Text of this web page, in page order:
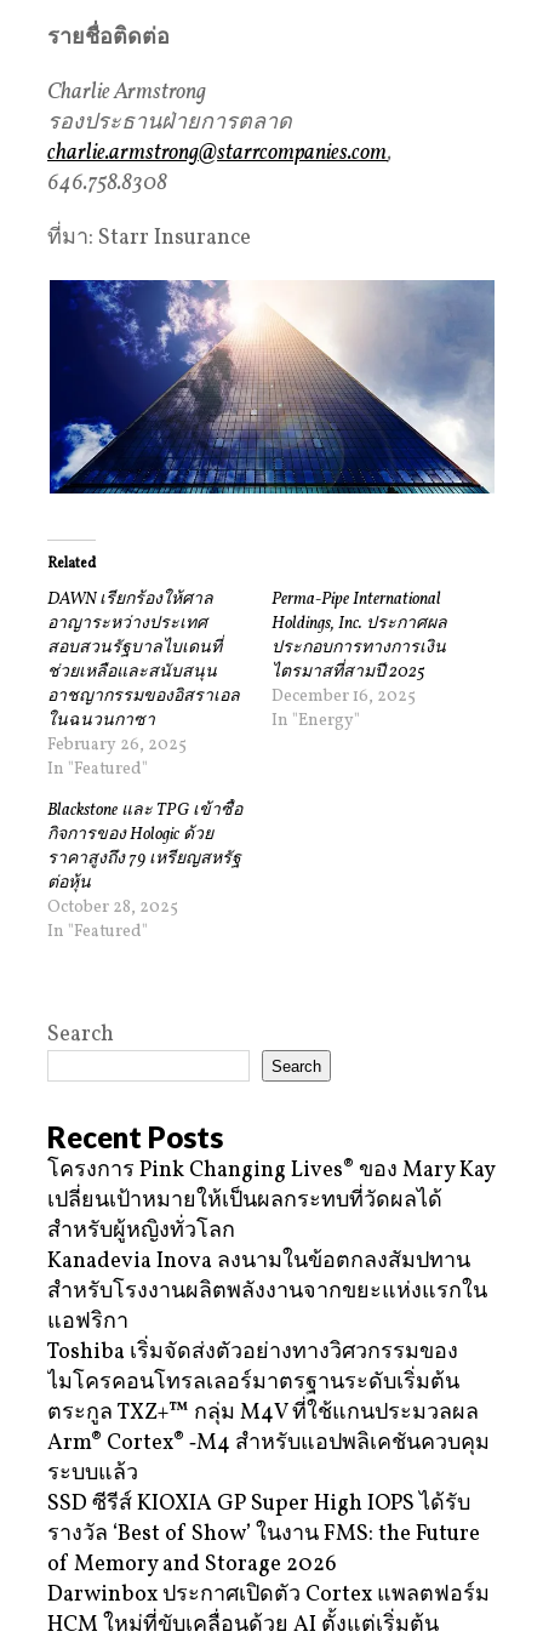
รายชื่อติดต่อ
Charlie Armstrong
รองประธานฝ่ายการตลาด
charlie.armstrong@starrcompanies.com,
646.758.8308
ที่มา: Starr Insurance
Related
DAWN เรียกร้องให้ศาล
อาญาระหว่างประเทศ
สอบสวนรัฐบาลไบเดนที่
ช่วยเหลือและสนับสนุน
อาชญากรรมของอิสราเอล
ในฉนวนกาซา
February 26, 2025
In "Featured"
Perma-Pipe International
Holdings, Inc. ประกาศผล
ประกอบการทางการเงิน
ไตรมาสที่สามปี 2025
December 16, 2025
In "Energy"
Blackstone และ TPG เข้าซื้อ
กิจการของ Hologic ด้วย
ราคาสูงถึง 79 เหรียญสหรัฐ
ต่อหุ้น
October 28, 2025
In "Featured"
Search
Search
Recent Posts
โครงการ Pink Changing Lives® ของ Mary Kay
เปลี่ยนเป้าหมายให้เป็นผลกระทบที่วัดผลได้
สำหรับผู้หญิงทั่วโลก
Kanadevia Inova ลงนามในข้อตกลงสัมปทาน
สำหรับโรงงานผลิตพลังงานจากขยะแห่งแรกใน
แอฟริกา
Toshiba เริ่มจัดส่งตัวอย่างทางวิศวกรรมของ
ไมโครคอนโทรลเลอร์มาตรฐานระดับเริ่มต้น
ตระกูล TXZ+™ กลุ่ม M4V ที่ใช้แกนประมวลผล
Arm® Cortex® ‑M4 สำหรับแอปพลิเคชันควบคุม
ระบบแล้ว
SSD ซีรีส์ KIOXIA GP Super High IOPS ได้รับ
รางวัล ‘Best of Show’ ในงาน FMS: the Future
of Memory and Storage 2026
Darwinbox ประกาศเปิดตัว Cortex แพลตฟอร์ม
HCM ใหม่ที่ขับเคลื่อนด้วย AI ตั้งแต่เริ่มต้น